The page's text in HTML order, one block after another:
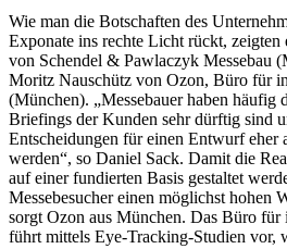
Wie man die Botschaften des
Exponate ins rechte Licht rückt,
von Schendel & Pawlaczyk Messebau
Moritz Nauschütz von Ozon, Büro für
(München). „Messebauer haben häufig
Briefings der Kunden sehr dürftig sind
Entscheidungen für einen Entwurf eher
werden“, so Daniel Sack. Damit die
auf einer fundierten Basis gestaltet
Messebesucher einen möglichst hohen
sorgt Ozon aus München. Das Büro
führt mittels Eye-Tracking-Studien vor,